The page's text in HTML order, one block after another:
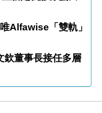
欽董事長接任多層